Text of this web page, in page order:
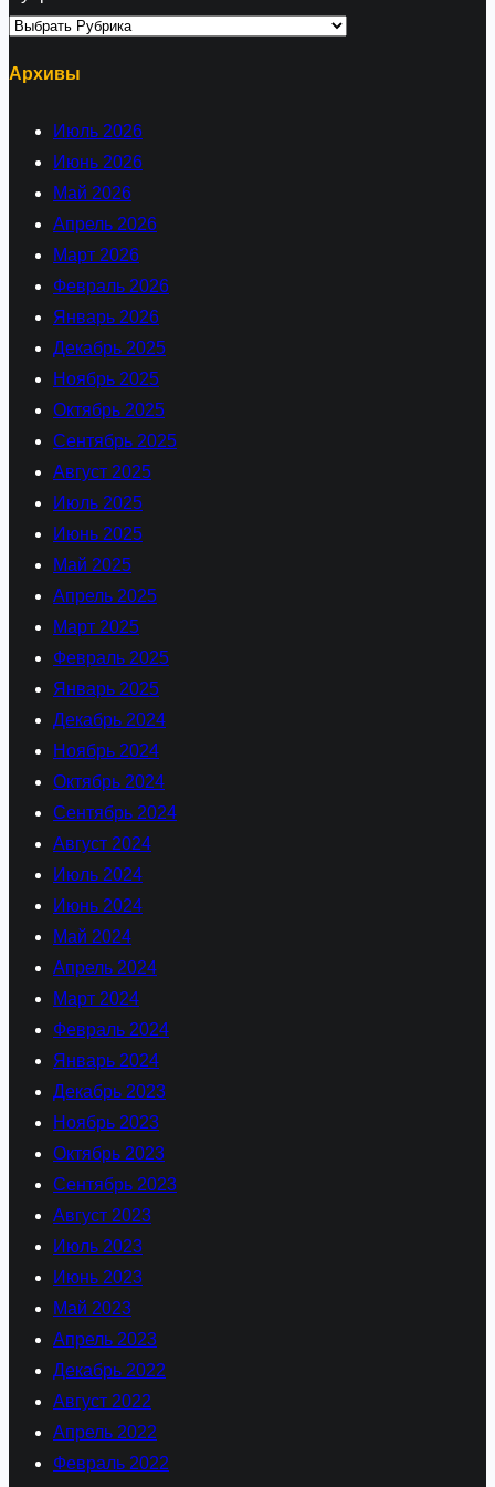
Архивы
Июль 2026
Июнь 2026
Май 2026
Апрель 2026
Март 2026
Февраль 2026
Январь 2026
Декабрь 2025
Ноябрь 2025
Октябрь 2025
Сентябрь 2025
Август 2025
Июль 2025
Июнь 2025
Май 2025
Апрель 2025
Март 2025
Февраль 2025
Январь 2025
Декабрь 2024
Ноябрь 2024
Октябрь 2024
Сентябрь 2024
Август 2024
Июль 2024
Июнь 2024
Май 2024
Апрель 2024
Март 2024
Февраль 2024
Январь 2024
Декабрь 2023
Ноябрь 2023
Октябрь 2023
Сентябрь 2023
Август 2023
Июль 2023
Июнь 2023
Май 2023
Апрель 2023
Декабрь 2022
Август 2022
Апрель 2022
Февраль 2022